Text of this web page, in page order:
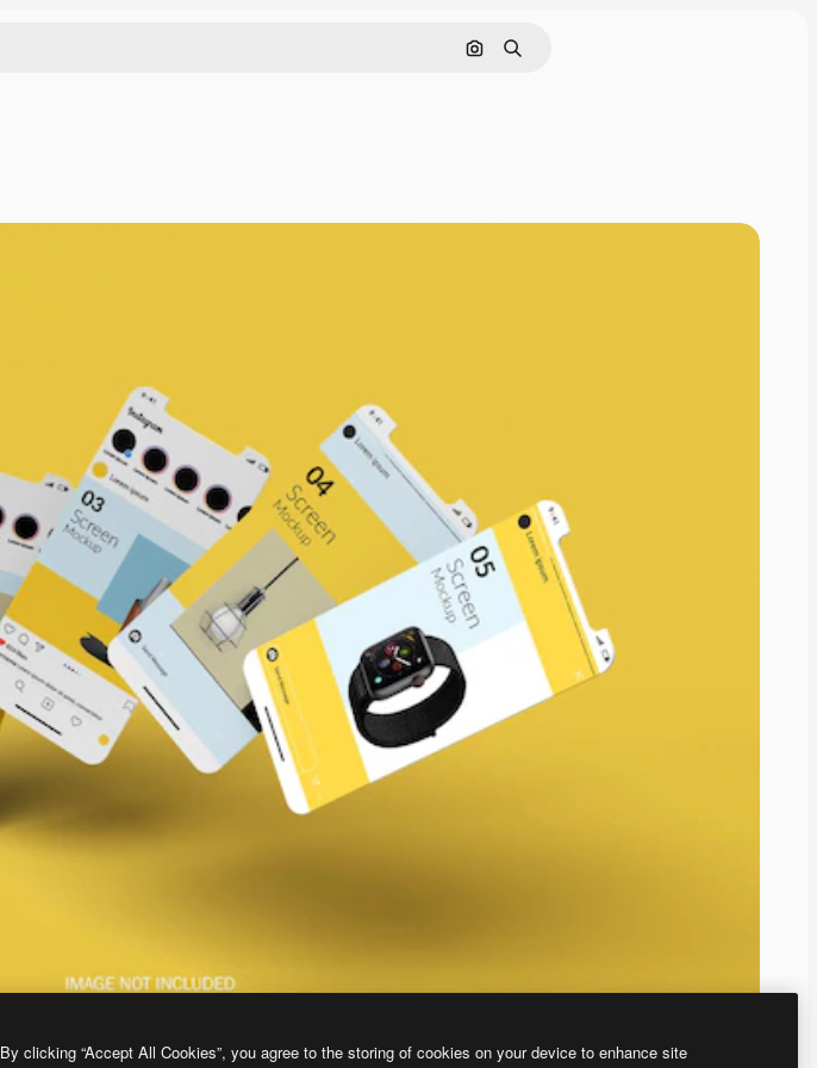
画像で検索
検索
By clicking “Accept All Cookies”, you agree to the storing of cookies on your device to enhance site